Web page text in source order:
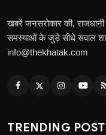
खबरें जनसरोकार की,
समस्याओं के जुड़े सीधे सवाल
info@thekhatak.com
TRENDING